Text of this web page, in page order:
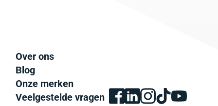
Over ons
Blog
Onze merken
Veelgestelde vragen